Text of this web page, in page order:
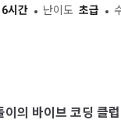
시간 난이도 초급
이의 바이브 코딩 클